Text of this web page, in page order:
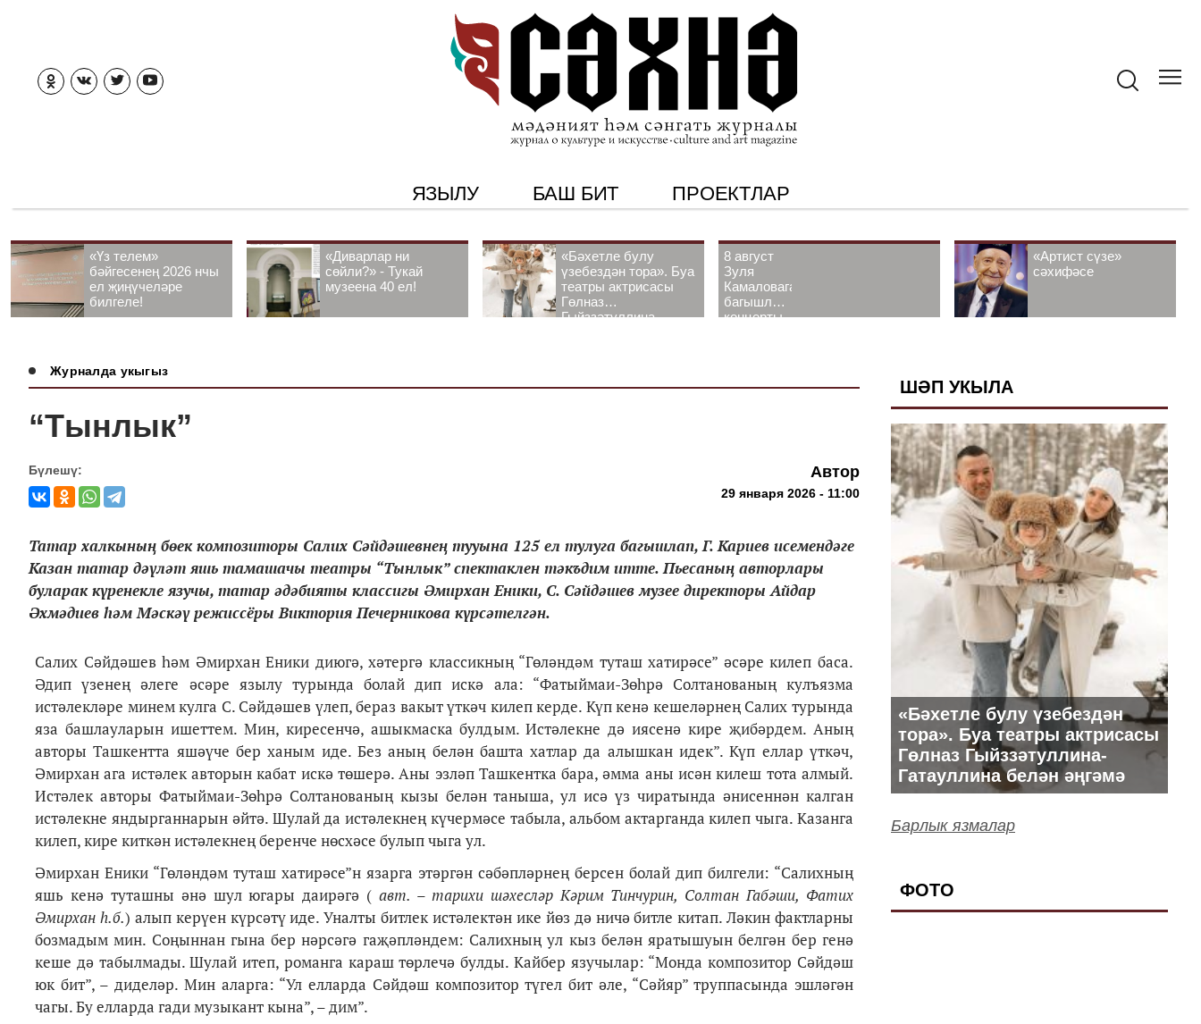
ЯЗЫЛУ БАШ БИТ ПРОЕКТЛАР
«Үз телем»
бәйгесенең 2026 нчы
ел җиңүчеләре
билгеле!
«Диварлар ни
сөйли?» - Тукай
музеена 40 ел!
«Бәхетле булу
үзебездән тора». Буа
театры актрисасы
Гөлназ
Гыйззәтуллина-
8 август
Зуля
Камаловага
багышлау
концерты
«Артист сүзе»
сәхифәсе
Журналда укыгыз
“Тынлык”
Бүлешү: Автор
29 января 2026 - 11:00
Татар халкының бөек композиторы Салих Сәйдәшевнең тууына 125 ел тулуга багышлап, Г. Кариев исемендәге
Казан татар дәүләт яшь тамашачы театры “Тынлык” спектаклен тәкъдим итте. Пьесаның авторлары
буларак күренекле язучы, татар әдәбияты классигы Әмирхан Еники, С. Сәйдәшев музее директоры Айдар
Әхмәдиев һәм Мәскәү режиссёры Виктория Печерникова күрсәтелгән.
Салих Сәйдәшев һәм Әмирхан Еники диюгә, хәтергә классикның “Гөләндәм туташ хатирәсе” әсәре килеп баса.
Әдип үзенең әлеге әсәре язылу турында болай дип искә ала: “Фатыймаи-Зөһрә Солтанованың кулъязма
истәлекләре минем кулга С. Сәйдәшев үлеп, бераз вакыт үткәч килеп керде. Күп кенә кешеләрнең Салих турында
яза башлауларын ишеттем. Мин, киресенчә, ашыкмаска булдым. Истәлекне дә иясенә кире җибәрдем. Аның
авторы Ташкентта яшәүче бер ханым иде. Без аның белән башта хатлар да алышкан идек”. Күп еллар үткәч,
Әмирхан ага истәлек авторын кабат искә төшерә. Аны эзләп Ташкентка бара, әмма аны исән килеш тота алмый.
Истәлек авторы Фатыймаи-Зөһрә Солтанованың кызы белән таныша, ул исә үз чиратында әнисеннән калган
истәлекне яндырганнарын әйтә. Шулай да истәлекнең күчермәсе табыла, альбом актарганда килеп чыга. Казанга
килеп, кире киткән истәлекнең беренче нөсхәсе булып чыга ул.
Әмирхан Еники “Гөләндәм туташ хатирәсе”н язарга этәргән сәбәпләрнең берсен болай дип билгели: “Салихның
яшь кенә туташны әнә шул югары даирәгә ( авт. – тарихи шәхесләр Кәрим Тинчурин, Солтан Габәши, Фатих
Әмирхан һ.б.) алып керүен күрсәтү иде. Уналты битлек истәлектән ике йөз дә ничә битле китап. Ләкин фактларны
бозмадым мин. Соңыннан гына бер нәрсәгә гаҗәпләндем: Салихның ул кыз белән яратышуын белгән бер генә
кеше дә табылмады. Шулай итеп, романга караш төрлечә булды. Кайбер язучылар: “Монда композитор Сәйдәш
юк бит”, – диделәр. Мин аларга: “Ул елларда Сәйдәш композитор түгел бит әле, “Сәйяр” труппасында эшләгән
чагы. Бу елларда гади музыкант кына”, – дим”.
ШӘП УКЫЛА
«Бәхетле булу үзебездән
тора». Буа театры актрисасы
Гөлназ Гыйззәтуллина-
Гатауллина белән әңгәмә
Барлык язмалар
ФОТО